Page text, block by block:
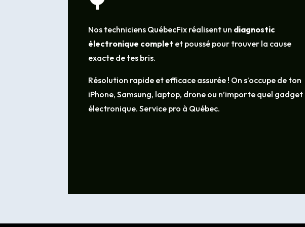
Nos techniciens QuébecFix réalisent un diagnostic
électronique complet et poussé pour trouver la cause
exacte de tes bris.
Résolution rapide et efficace assurée ! On s’occupe de ton
iPhone, Samsung, laptop, drone ou n’importe quel gadget
électronique. Service pro à Québec.